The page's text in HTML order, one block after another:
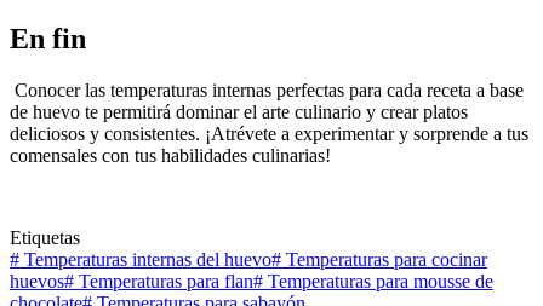
En fin
Conocer las temperaturas internas perfectas para cada receta a base
de huevo te permitirá dominar el arte culinario y crear platos
deliciosos y consistentes. ¡Atrévete a experimentar y sorprende a tus
comensales con tus habilidades culinarias!
Etiquetas
# Temperaturas internas del huevo# Temperaturas para cocinar
huevos# Temperaturas para flan# Temperaturas para mousse de